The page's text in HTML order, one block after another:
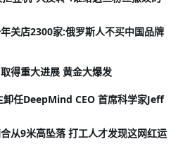
关店2300家:俄罗斯人不买中国品牌
得重大进展 黄金大爆发
卸任DeepMind CEO 首席科学家Jeff
从9米高坠落 打工人才发现这网红运